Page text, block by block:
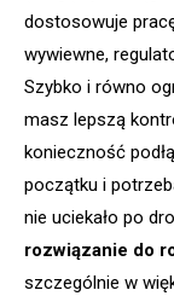
dostosowuje
wywiewne,
Szybko i równo
masz lepszą
konieczność
początku i
nie uciekało po
rozwiązanie do
szczególnie w